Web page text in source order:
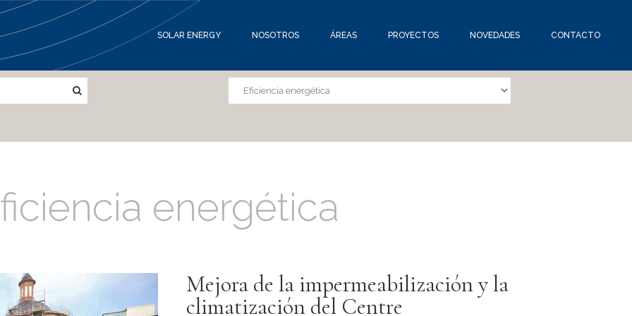
SOLAR ENERGY NOSOTROS ÁREAS PROYECTOS NOVEDADES CONTACTO
energética
Mejora de la impermeabilización y la
climatización del Centre